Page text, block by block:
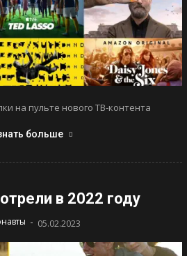
на пульте нового ТВ-контента
больше
в 2022 году
- 05.02.2023